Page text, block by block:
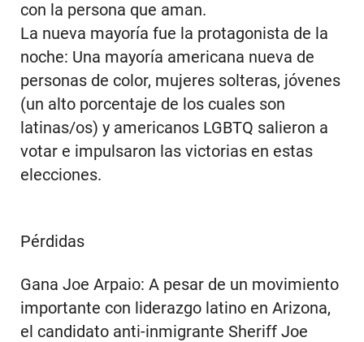
con la persona que aman.
La nueva mayoría fue la protagonista de la
noche: Una mayoría americana nueva de
personas de color, mujeres solteras, jóvenes
(un alto porcentaje de los cuales son
latinas/os) y americanos LGBTQ salieron a
votar e impulsaron las victorias en estas
elecciones.
Pérdidas
Gana Joe Arpaio: A pesar de un movimiento
importante con liderazgo latino en Arizona,
el candidato anti-inmigrante Sheriff Joe